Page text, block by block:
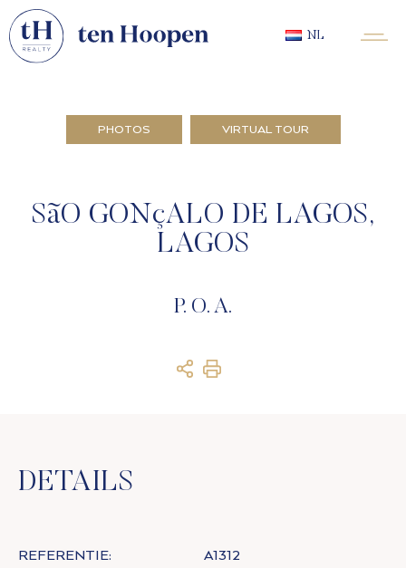
NL
PHOTOS VIRTUAL TOUR
SãO GONçALO DE LAGOS,
LAGOS
P. O. A.
DETAILS
REFERENTIE: A1312